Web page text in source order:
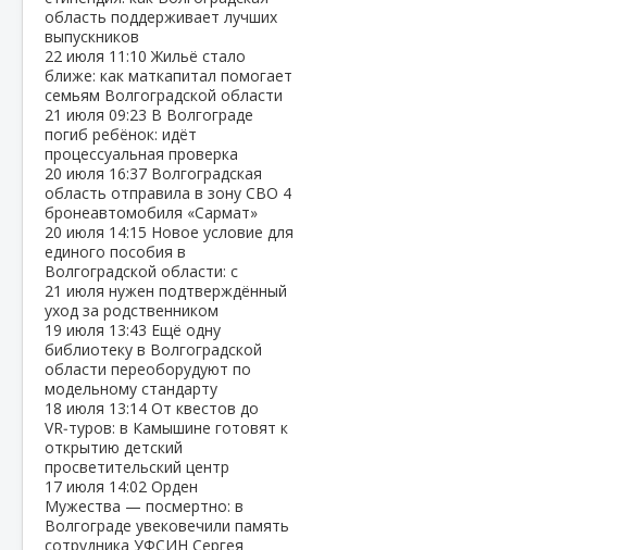
область поддерживает лучших
выпускников
22 июля 11:10Жильё стало
ближе: как маткапитал помогает
семьям Волгоградской области
21 июля 09:23 В Волгограде
погиб ребёнок: идёт
процессуальная проверка
20 июля 16:37 Волгоградская
область отправила в зону СВО 4
бронеавтомобиля «Сармат»
20 июля 14:15 Новое условие для
единого пособия в
Волгоградской области: с
21 июля нужен подтверждённый
уход за родственником
19 июля 13:43 Ещё одну
библиотеку в Волгоградской
области переоборудуют по
модельному стандарту
18 июля 13:14 От квестов до
VR‑туров: в Камышине готовят к
открытию детский
просветительский центр
17 июля 14:02 Орден
Мужества — посмертно: в
Волгограде увековечили память
сотрудника УФСИН Сергея